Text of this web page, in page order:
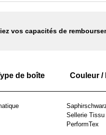
vos capacités de
de boîte Couleur /
Sellerie Tissu
PerformTex